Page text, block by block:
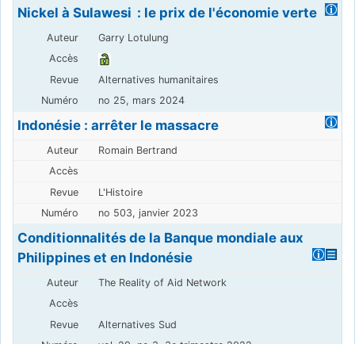
Nickel à Sulawesi : le prix de l'économie verte
Garry Lotulung
Alternatives humanitaires
no 25, mars 2024
Indonésie : arrêter le massacre
Romain Bertrand
L'Histoire
no 503, janvier 2023
Conditionnalités de la Banque mondiale aux
Philippines et en Indonésie
The Reality of Aid Network
Alternatives Sud